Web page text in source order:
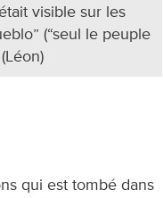
visible sur les
(“seul le peuple
qui est tombé dans